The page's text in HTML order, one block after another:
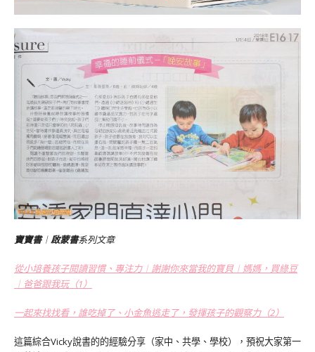
寶寶書︱啟蒙書系列文章
從小培養孩子閱讀習慣、專注力︱謝謝你來當我的寶貝︱媽媽，買綠豆
︱爸爸跟我玩（1）
一起來找找看，誰吃掉了、小金魚逃走了，發揮孩子的觀察力（2）
這篇綜合Vicky說書的的經驗分享（家中、共學、學校），預祝大家第一